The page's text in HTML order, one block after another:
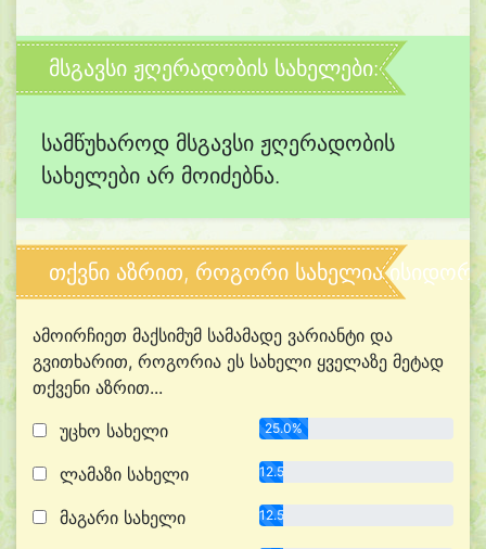
მსგავსი ჟღერადობის სახელები:
სამწუხაროდ მსგავსი ჟღერადობის
სახელები არ მოიძებნა.
თქვნი აზრით, როგორი სახელია
ამოირჩიეთ მაქსიმუმ სამამადე ვარიანტი და
გვითხარით, როგორია ეს სახელი ყველაზე მეტად
თქვენი აზრით...
უცხო სახელი
25.0%
ლამაზი სახელი 12.5%
მაგარი სახელი 12.5%